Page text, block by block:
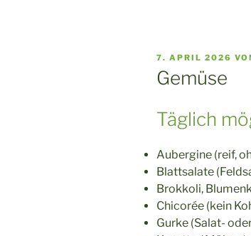
VERÖFFENTLICHT
AM
7. APRIL 2026
Gemüse
Täglich
Aubergine (reif,
Blattsalate
Brokkoli,
Chicorée (kein
Gurke (Salat-